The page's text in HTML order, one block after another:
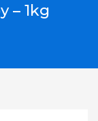
– 1kg